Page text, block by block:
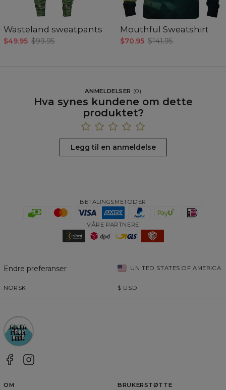
Wasteland sweatpants
$49.95 $99.95
Mouthful Sweatshirt
$70.95 $141.95
ANMELDELSER (0)
Hva synes kundene om dette
produktet?
Legg til en anmeldelse
BETALINGSMETODER
VÅRE PARTNERE
Endre preferanser UNITED STATES OF AMERICA
NORSK $ USD
OM BRUKERSTØTTE